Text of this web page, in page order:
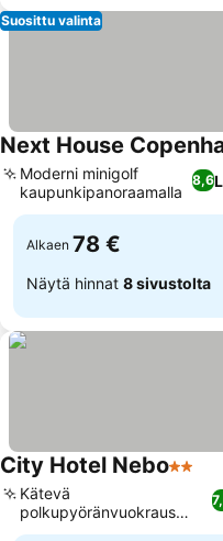
Suosittu valinta
Next House
8,6
Moderni minigolf
kaupunkipanoraamalla
Alkaen 78 €
Näytä hinnat 8 sivustolta
City Hotel Nebo2
Kätevä
polkupyöränvuokraus
paikan päällä